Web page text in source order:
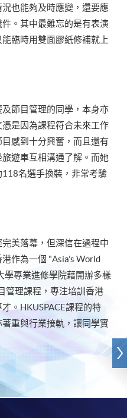
也能夠及時應變，還要應
。其中最難忘的是有表演
臨時用雙面膠紙修補就上
節目管理的同學，本身亦
是因為課程符合未來工作
感到十分興奮，而且還有
遊車互相溝通了解。而她
名選手換裝，非常考驗
美落幕，但深信在過程中
作為一個 "Asia’s World
專業進修學院藉開辦多樣
管理課程，專注培訓香港
。HKUSPACE課程的特
重與行業接軌，讓同學實